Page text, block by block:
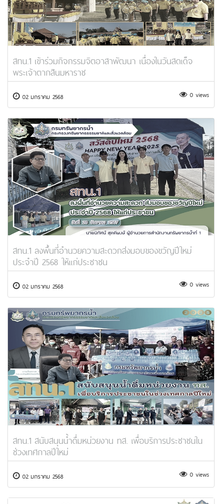
สทน.1 เข้าร่วมกิจกรรมจิตอาสาพัฒนา เนื่องในวันสดเด็จ
พระเจ้าตากสินมหาราช
02 มกราคม 2568 0 views
สทน.1 ลงพื้นที่อำนวยความสะดวกส่งมอบของขวัญปีใหม่
ประจำปี 2568 ให้แก่ประชาชน
02 มกราคม 2568 0 views
สทน.1 สนับสนุนน้ำดื่มหน่วยงาน ทส. เพื่อบริการประชาชนใน
ช่วงเทศกาลปีใหม่
02 มกราคม 2568 0 views